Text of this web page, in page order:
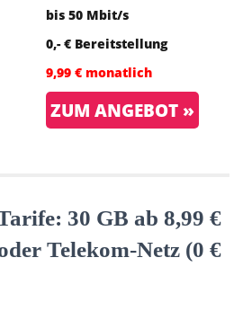
bis 50 Mbit/s
0,- € Bereitstellung
9,99 € monatlich
ZUM ANGEBOT »
30 GB ab 8,99 €
Telekom-Netz (0 €